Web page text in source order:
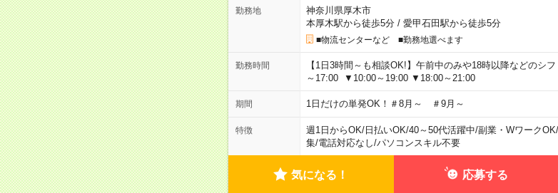
勤務地
神奈川県厚木市
本厚木駅から徒歩5分/ 愛甲石田駅から徒歩5分
■物流センターなど ■勤務地選べます
勤務時間
【1日3時間～も相談OK!】午前中のみや18時以降などの
～17:00 ▼10:00～19:00 ▼18:00～21:00
期間 1日だけの単発OK！＃8月～ ＃9月～
特徴 週1日からOK/日払いOK/40～50代活躍中/副業・WワークOK/
集/電話対応なし/パソコンスキル不要
気になる！ 応募する